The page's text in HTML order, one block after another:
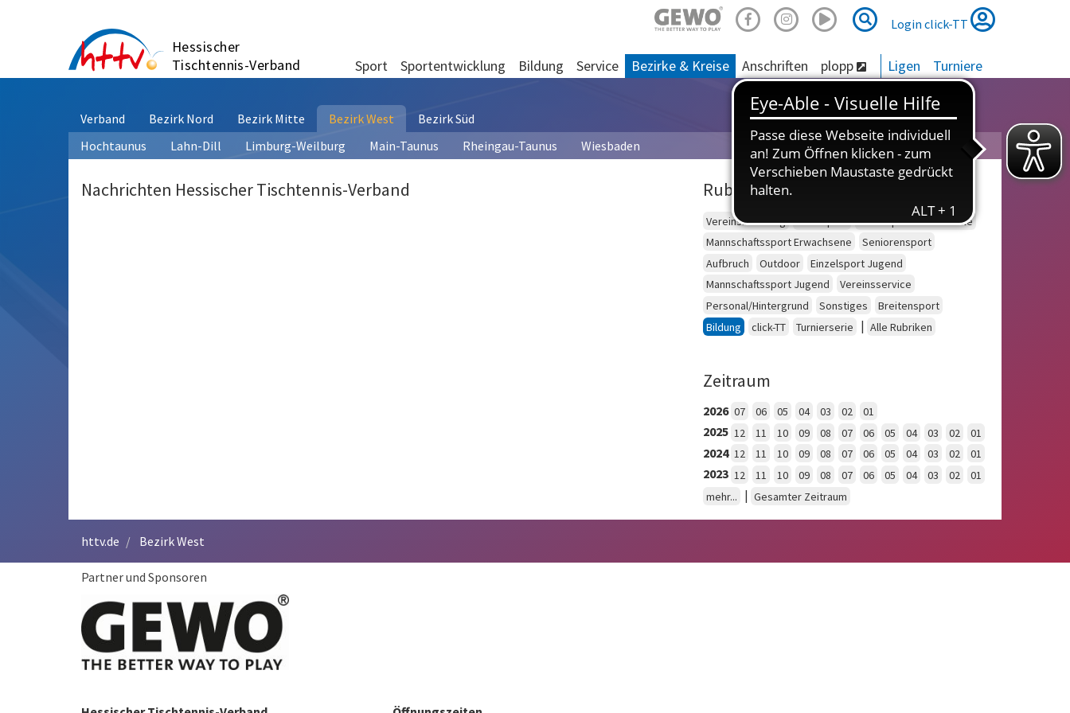
Hessischer
Tischtennis-Verband
Suche
Suche
Login click-TT
Sport Sportentwicklung Bildung Service Bezirke & Kreise Anschriften plopp Ligen Turniere
Verband Bezirk Nord Bezirk Mitte Bezirk West
Bezirk Süd
Hochtaunus
Lahn-Dill Limburg-Weilburg Main-Taunus Rheingau-Taunus Wiesbaden
Nachrichten Hessischer Tischtennis-Verband Rubriken
Vereinsberatung Schulsport
Einzelsport Erwachsene
Mannschaftssport Erwachsene
Seniorensport
Aufbruch
Outdoor
Einzelsport Jugend
Mannschaftssport Jugend
Vereinsservice
Personal/Hintergrund
Sonstiges
Breitensport
Bildung
click-TT Turnierserie | Alle Rubriken
Zeitraum
2026 07 06 05 04 03 02 01
2025 12 11 10 09 08 07 06 05 04 03 02 01
2024 12 11 10 09 08 07 06 05 04 03 02 01
2023 12 11 10 09 08 07 06 05 04 03 02
01
mehr...
| Gesamter Zeitraum
httv.de Bezirk West
Partner und Sponsoren